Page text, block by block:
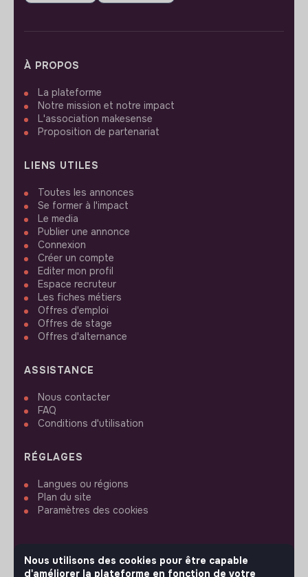
À PROPOS
La plateforme
Notre mission et notre impact
L'association makesense
Proposition de partenariat
LIENS UTILES
Toutes les annonces
Se former à l'impact
Le media
Publier une annonce
Connexion
Créer un compte
Editer mon profil
Espace recruteur
Les fiches métiers
Offres d'emploi
Offres de stage
Offres d'alternance
ASSISTANCE
Nous contacter
FAQ
Conditions d'utilisation
RÉGLAGES
Langues ou régions
Plan du site
Paramètres des cookies
Nous utilisons des cookies pour être capable
d'améliorer la plateforme en fonction de votre